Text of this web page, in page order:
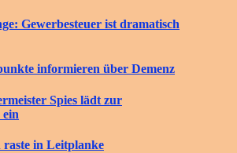
Gewerbesteuer ist dramatisch
informieren über Demenz
Spies lädt zur
raste in Leitplanke